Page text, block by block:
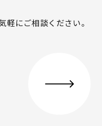
軽にご相談ください。